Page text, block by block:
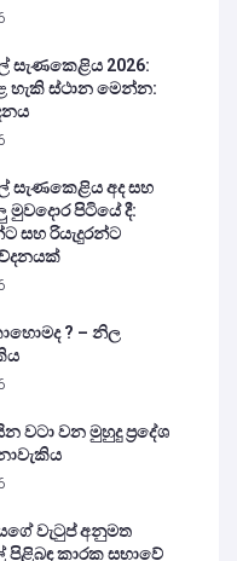
සැණකෙළිය 2026:
හැකි ස්ථාන මෙන්න:
සැණකෙළිය අද සහ
පිටියේ දී:
සහ රියැදුරන්ට
? – නිල
වටා වන මුහුදු ප්‍රදේශ
වැටුප් අනුමත
පිළිබඳ කාරක සභාවේ